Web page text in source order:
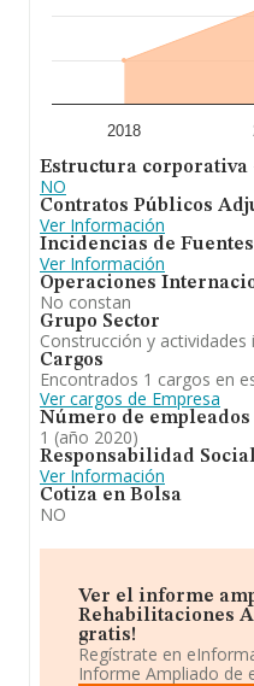
2018
Estructura corporativa
NO
Contratos Públicos
Ver Información
Incidencias de
Ver Información
Operaciones
No constan
Grupo Sector
Construcción y actividades
Cargos
Encontrados 1 cargos en
Ver cargos de Empresa
Número de empleados
1 (año 2020)
Responsabilidad
Ver Información
Cotiza en Bolsa
NO
Ver el informe
Rehabilitaciones
gratis!
Regístrate en
Informe Ampliado de